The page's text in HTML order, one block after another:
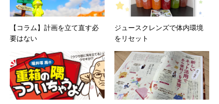
【コラム】計画を立て直す必
要はない
ジュースクレンズで体内環境
をリセット